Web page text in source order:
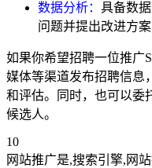
数据分析： 具备数
问题并提出改进方
如果你希望招聘一位推广
媒体等渠道发布招聘信息
和评估。同时，也可以委
候选人。
10
网站推广是,搜索引擎,网